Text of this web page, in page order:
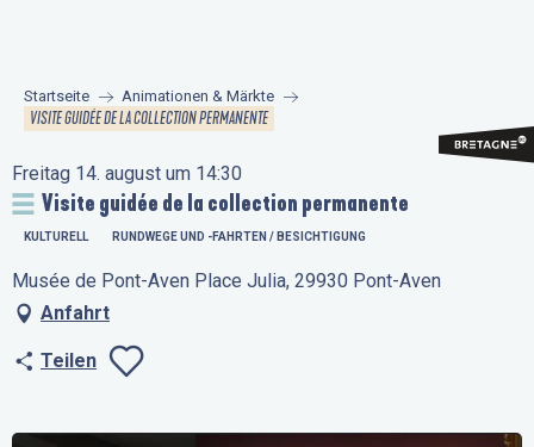
principal
Startseite Animationen & Märkte
VISITE GUIDÉE DE LA COLLECTION PERMANENTE
Freitag 14. august um 14:30
Visite guidée de la collection permanente
KULTURELL RUNDWEGE UND -FAHRTEN / BESICHTIGUNG
Musée de Pont-Aven Place Julia, 29930 Pont-Aven
Anfahrt
Teilen